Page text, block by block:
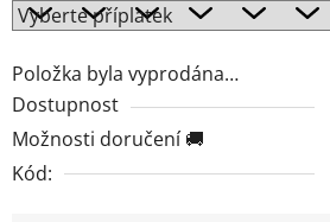
Položka byla vyprodána…
Dostupnost
Možnosti doručení 🚚
Kód: